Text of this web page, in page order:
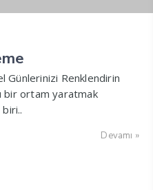
Günlerinizi Renklendirin
bir ortam yaratmak
Devamı »